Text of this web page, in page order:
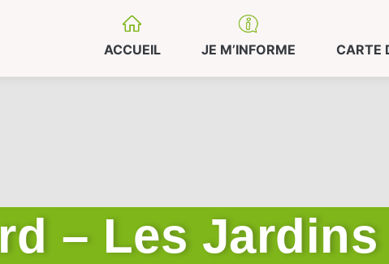
ACCUEIL JE M’INFORME CARTE
– Les